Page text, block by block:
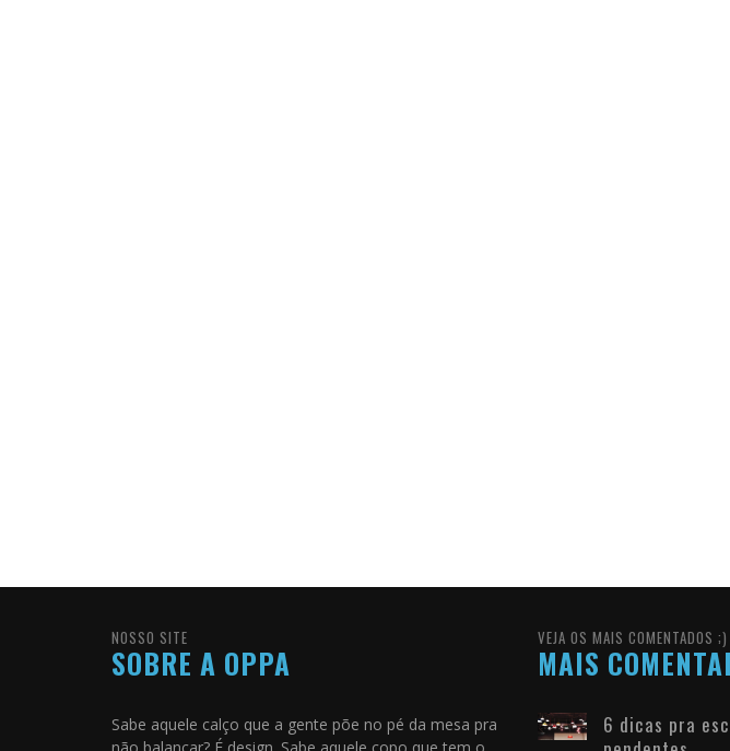
NOSSO SITE
SOBRE A OPPA
Sabe aquele calço que a gente põe no pé da mesa pra
VEJA OS MAIS COMENTADOS ;)
MAIS
6 dicas pra